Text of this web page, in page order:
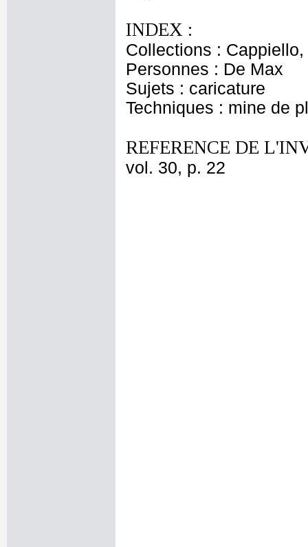
INDEX :
Collections :
Personnes : De Max
Sujets : caricature
Techniques : mine de
REFERENCE DE
vol. 30, p. 22